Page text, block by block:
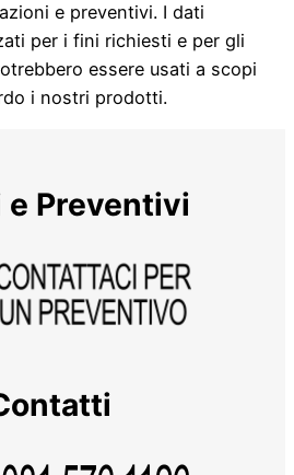
e preventivi. I dati
per i fini richiesti e per gli
essere usati a scopi
i nostri prodotti.
e Preventivi